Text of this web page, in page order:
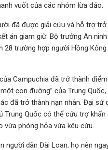
vuốt của các nhóm lừa đảo.
đã được giải cứu và hỗ trợ trở
án giam giữ. Bộ trưởng An
28 trường hợp người Hồng Kông
Campuchia đã trở thành
con đường” của Trung
đã trở thành nạn nhân. Đại sứ
Trung Quốc có thể cứu trợ
vừa phóng hỏa vừa kêu cứu.
người dân Đài Loan, họ nên